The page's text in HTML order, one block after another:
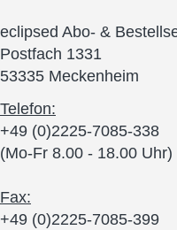
eclipsed Abo- &
Postfach 1331
53335 Meckenheim
Telefon:
+49 (0)2225-7085-338
(Mo-Fr 8.00 - 18.00 Uhr)
Fax:
+49 (0)2225-7085-399